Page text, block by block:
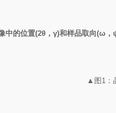
中的位置(2θ，γ)和样品取向(ω ，
▲图1：